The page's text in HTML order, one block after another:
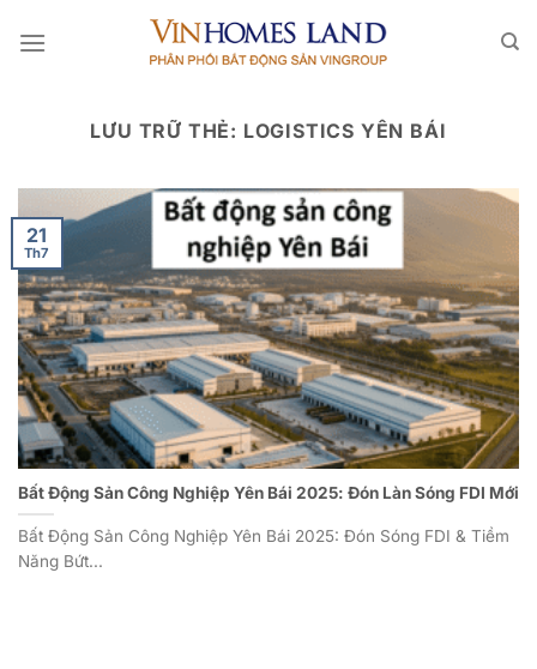
qua
LƯU TRỮ THẺ: LOGISTICS YÊN BÁI
Bất Động Sản Công Nghiệp Yên Bái 2025: Đón Làn Sóng FDI Mới
Bất Động Sản Công Nghiệp Yên Bái 2025: Đón Sóng FDI & Tiềm
Năng Bứt...
21
Th7